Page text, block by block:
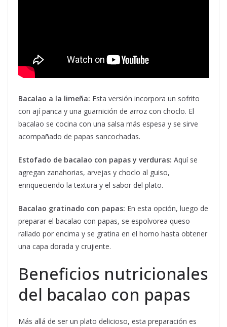
Bacalao a la limeña: Esta versión incorpora un sofrito
con ají panca y una guarnición de arroz con choclo. El
bacalao se cocina con una salsa más espesa y se sirve
acompañado de papas sancochadas.
Estofado de bacalao con papas y verduras: Aquí se
agregan zanahorias, arvejas y choclo al guiso,
enriqueciendo la textura y el sabor del plato.
Bacalao gratinado con papas: En esta opción, luego de
preparar el bacalao con papas, se espolvorea queso
rallado por encima y se gratina en el horno hasta obtener
una capa dorada y crujiente.
Beneficios nutricionales
del bacalao con papas
Más allá de ser un plato delicioso, esta preparación es